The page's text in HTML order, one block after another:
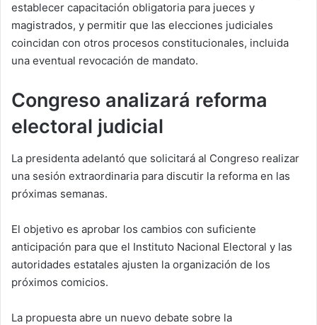
establecer capacitación obligatoria para jueces y
magistrados, y permitir que las elecciones judiciales
coincidan con otros procesos constitucionales, incluida
una eventual revocación de mandato.
Congreso analizará reforma
electoral judicial
La presidenta adelantó que solicitará al Congreso realizar
una sesión extraordinaria para discutir la reforma en las
próximas semanas.
El objetivo es aprobar los cambios con suficiente
anticipación para que el Instituto Nacional Electoral y las
autoridades estatales ajusten la organización de los
próximos comicios.
La propuesta abre un nuevo debate sobre la